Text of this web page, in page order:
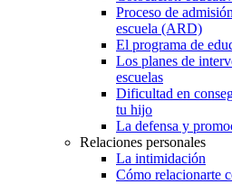
Proceso de
escuela (ARD)
El programa de
Los planes de
escuelas
Dificultad en
tu hijo
La defensa y
Relaciones personales
La intimidación
Cómo relacionarte